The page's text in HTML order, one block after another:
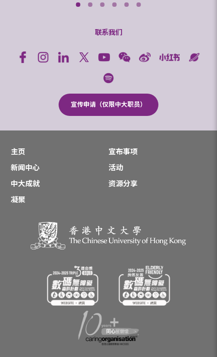
联系我们
宣传申请（仅限中大职员）
主页
宣布事项
新闻中心
活动
中大成就
资源分享
凝聚